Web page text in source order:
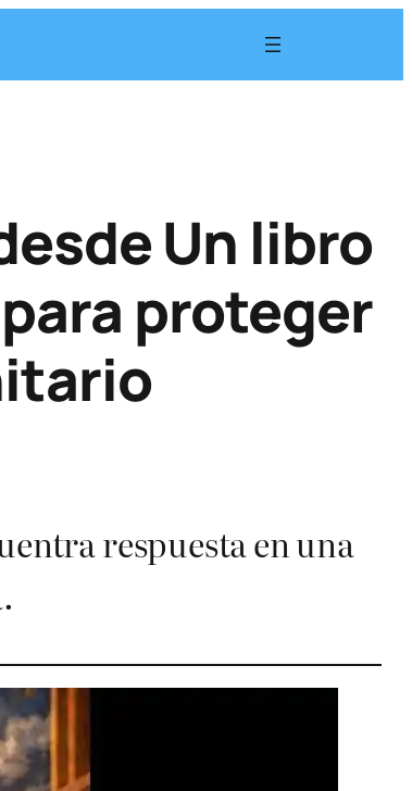
Un libro
proteger
respuesta en una